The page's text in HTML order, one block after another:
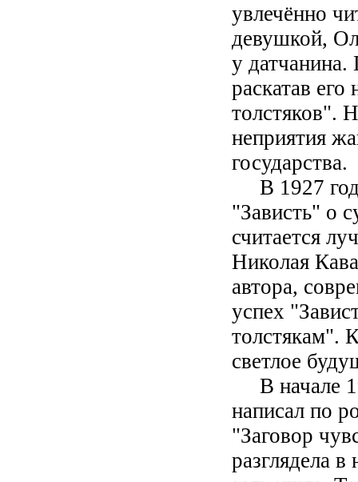
увлечённо
девушкой,
у
раскатав
толстяков".
неприятия
государства.
В 1927
"Зависть" о
считается
Николая
автора,
успех
толстякам".
светлое
В начале
написал по
"Заговор
разглядела в